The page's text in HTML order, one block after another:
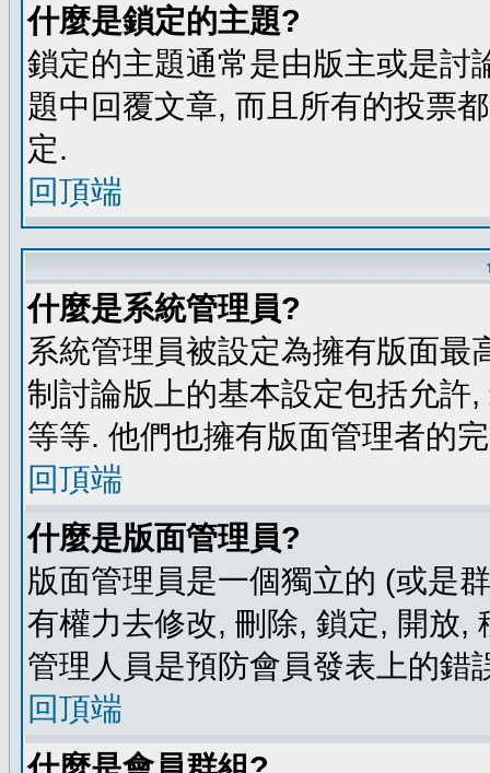
什麼是鎖定的主題?
鎖定的主題通常是由版主或是討
題中回覆文章, 而且所有的投票
定.
回頂端
什麼是系統管理員?
系統管理員被設定為擁有版面最
制討論版上的基本設定包括允許
等等. 他們也擁有版面管理者的
回頂端
什麼是版面管理員?
版面管理員是一個獨立的 (或是
有權力去修改, 刪除, 鎖定, 開放,
管理人員是預防會員發表上的錯
回頂端